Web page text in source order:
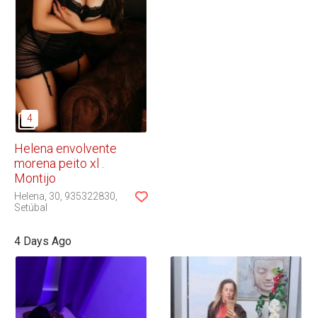
Helena envolvente
morena peito xl .
Montijo
Helena 30 935322830
Setúbal
4 Days Ago